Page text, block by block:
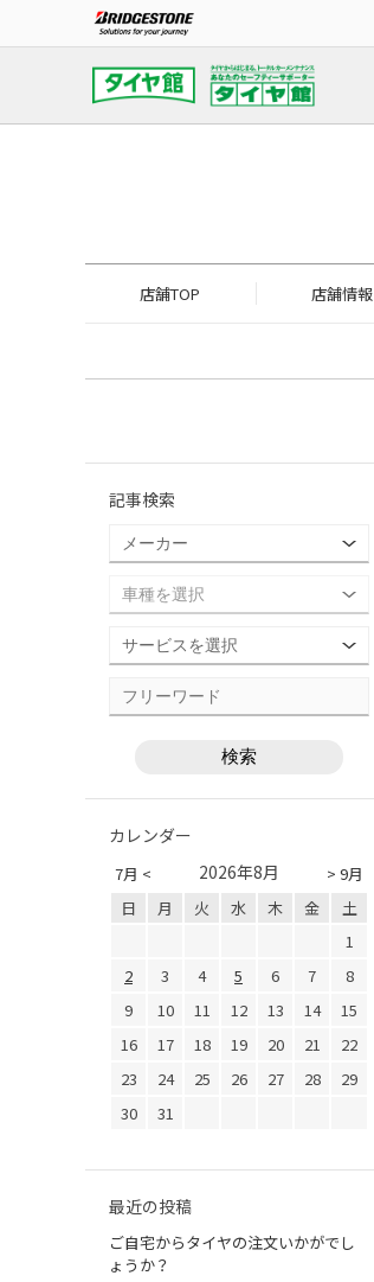
店舗TOP 店舗情報
記事検索
カレンダー
7月 < > 9月
2026年8月
日 月 火 水 木 金
土
1
2
3 4 5 6 7
8
9
10 11 12 13 14
15
16
17 18 19 20 21
22
23
24 25 26 27 28
29
30
31
最近の投稿
ご自宅からタイヤの注文いかがでし
ょうか？